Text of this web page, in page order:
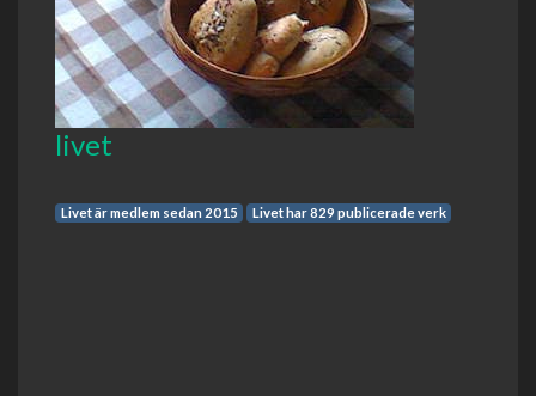
livet
Livet är medlem sedan 2015 Livet har 829 publicerade verk